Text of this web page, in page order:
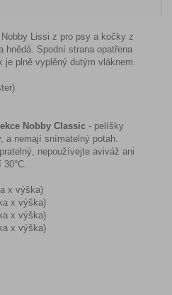
Lissi z pro psy a kočky z
hnědá. Spodní strana opatřena
je plně vyplěný dutým vláknem.
Nobby Classic - pelíšky
a nemají snímatelný potah.
nepoužívejte aviváž ani
30°C.
x výška)
x výška)
x výška)
x výška)